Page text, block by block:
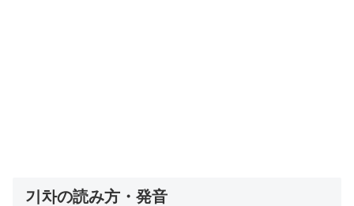
기차の読み方・発音